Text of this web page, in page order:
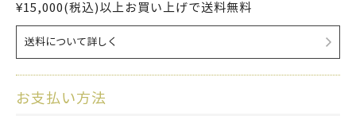
¥15,000(税込)以上お買い上げで送料無料
送料について詳しく
お支払い方法